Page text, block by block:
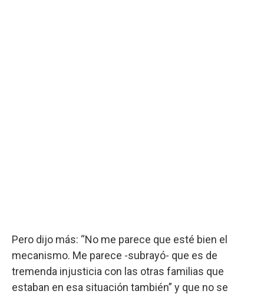
Pero dijo más: “No me parece que esté bien el
mecanismo. Me parece -subrayó- que es de
tremenda injusticia con las otras familias que
estaban en esa situación también” y que no se